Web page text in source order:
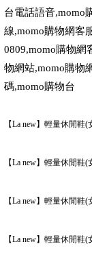
台電話語音,momo
線,momo購物網客
0809,momo購物網
物網站,momo購物
碼,momo購物台
【La new】輕量休閒鞋(
【La new】輕量休閒鞋
【La new】輕量休閒鞋(
【La new】輕量休閒鞋